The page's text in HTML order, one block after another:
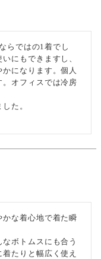
らではの1着でし
にもできますし、
になります。個人
オフィスでは冷房
た。
な着心地で着た瞬
ボトムスにも合う
たりと幅広く使え